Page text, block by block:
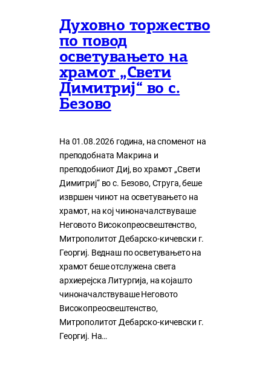
Духовно торжество
по повод
осветувањето на
храмот „Свети
Димитриј“ во с.
Безово
На 01.08.2026 година, на споменот на
преподобната Макрина и
преподобниот Диј, во храмот „Свети
Димитриј“ во с. Безово, Струга, беше
извршен чинот на осветувањето на
храмот, на кој чиноначалствуваше
Неговото Високопреосвештенство,
Митрополитот Дебарско-кичевски г.
Георгиј. Веднаш по осветувањето на
храмот беше отслужена света
архиерејска Литургија, на којашто
чиноначалствуваше Неговото
Високопреосвештенство,
Митрополитот Дебарско-кичевски г.
Георгиј. На…